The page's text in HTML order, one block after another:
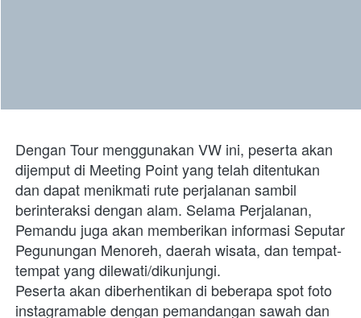
Dengan Tour menggunakan VW ini, peserta akan
dijemput di Meeting Point yang telah ditentukan
dan dapat menikmati rute perjalanan sambil
berinteraksi dengan alam. Selama Perjalanan,
Pemandu juga akan memberikan informasi Seputar
Pegunungan Menoreh, daerah wisata, dan tempat-
tempat yang dilewati/dikunjungi.
Peserta akan diberhentikan di beberapa spot foto
instagramable dengan pemandangan sawah dan